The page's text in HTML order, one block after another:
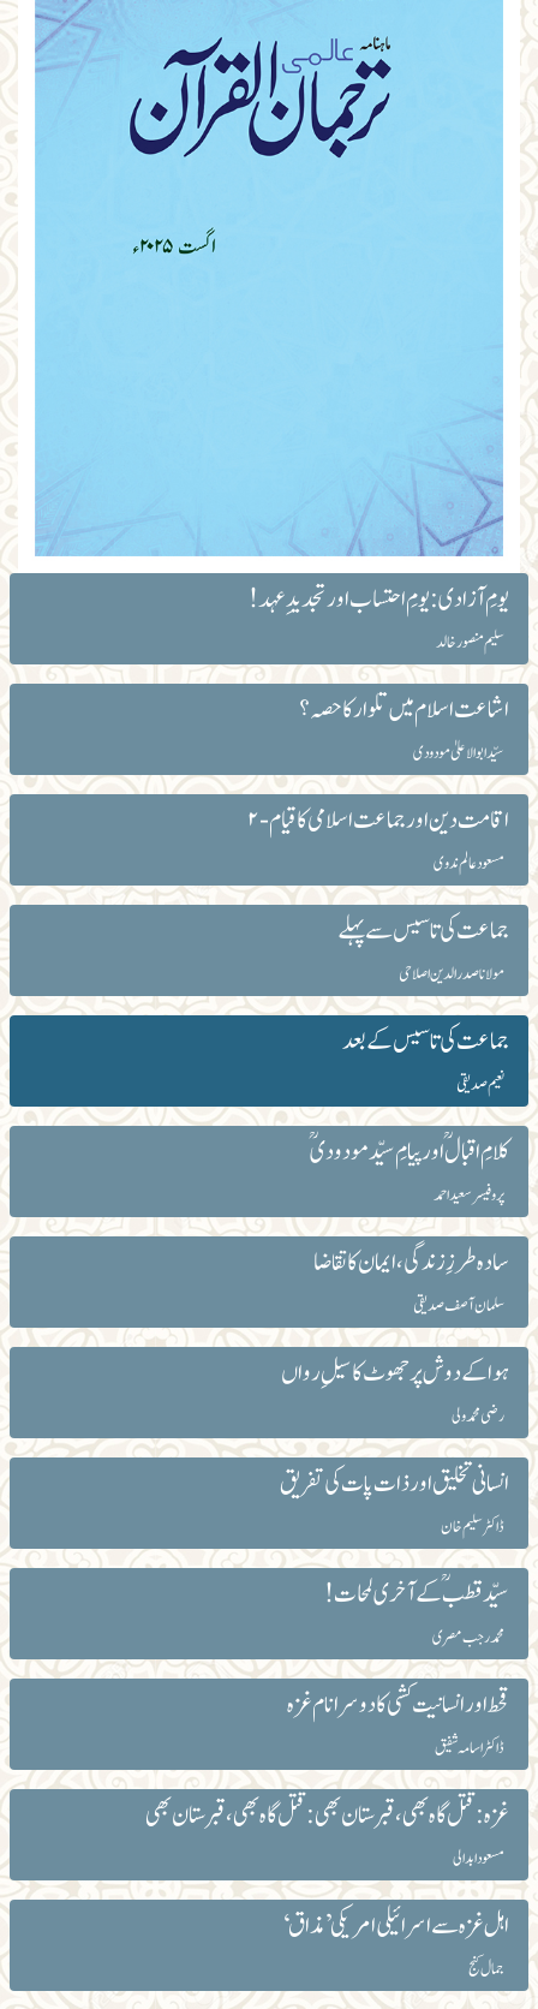
یومِ آزادی: یومِ احتساب اور تجدید ِ عہد!
سلیم منصور خالد
اشاعت اسلام میں تلوار کا حصہ؟
سیّد ابوالاعلیٰ مودودی
اقامت دین اور جماعت اسلامی کا قیام-۲
مسعودعالم ندوی
جماعت کی تاسیس سے پہلے
مولانا صدرالدین اصلاحی
جماعت کی تاسیس کے بعد
نعیم صدیقی
کلامِ اقبالؒ اور پیامِ سیّد مودودیؒ
پروفیسر سعید احمد
سادہ طرزِ زندگی،ایمان کا تقاضا
سلمان آصف صدیقی
ہوا کے دوش پر جھوٹ کا سیلِ رواں
رضی محمد ولی
انسانی تخلیق اور ذات پات کی تفریق
ڈاکٹر سلیم خان
سیّد قطبؒ کے آخری لمحات!
محمد رجب مصری
قحط اور انسانیت کشی کا دوسرا نام غزہ
ڈاکٹر اسامہ شفیق
غزہ: قتل گاہ بھی ، قبرستان بھی : قتل گاہ بھی ، قبرستان بھی
مسعود ابدالی
اہل غزہ سے اسرائیلی امریکی ’مذاق‘
جمال کنج